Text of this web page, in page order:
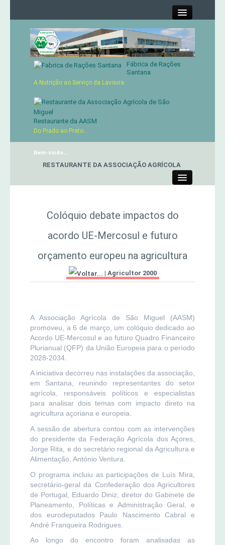
Contactos
Serviços
Produtos
Concursos Micaelenses
Publicações AASM
Fábrica de Rações
Santana
A Nutrição ao Serviço da Lavoura
Restaurante da AASM
Do Prado ao Prato...
Bem-vindo...
RESTAURANTE DA ASSOCIAÇÃO AGRÍCOLA
MERCADO AGRÍCOLA DE SANTANA
Colóquio debate impactos do
acordo UE-Mercosul e futuro
orçamento europeu na agricultura
| Agricultor 2000
A Associação Agrícola de São Miguel (AASM)
promoveu, a 6 de março, um colóquio dedicado ao
Acordo UE-Mercosul e ao futuro Quadro Financeiro
Plurianual (QFP) da União Europeia para o período
2028-2034.
A iniciativa decorreu nas instalações da associação,
em Santana, reunindo representantes do setor
agrícola, responsáveis políticos e especialistas
para analisar dois temas com impacto direto na
agricultura açoriana e europeia.
A sessão de abertura contou com as intervenções
do presidente da Federação Agrícola dos Açores,
Jorge Rita, e do secretário regional da Agricultura e
Alimentação, António Ventura.
O programa incluiu as participações de Luís Mira,
secretário-geral da Confederação dos Agricultores
de Portugal, Eduardo Diniz, diretor do Gabinete de
Planeamento, Políticas e Administração Geral, e
dos eurodeputados Paulo Nascimento Cabral e
André Franqueira Rodrigues.
Ao longo do encontro foram analisadas as